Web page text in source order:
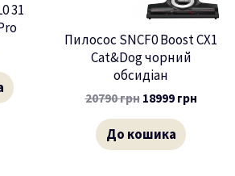
31
Пилосос SNCF0 Boost CX1
Cat&Dog чорний
обсидіан
20790грн 18999 грн
До кошика